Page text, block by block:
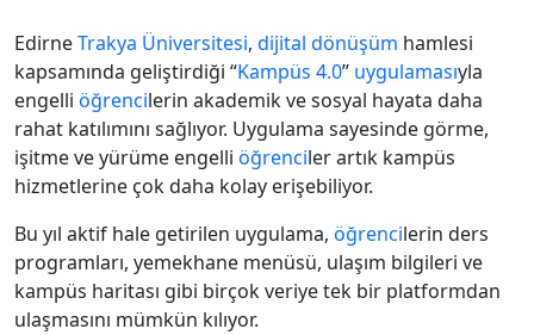
EdirneTrakya Üniversitesi, dijital dönüşüm hamlesi
kapsamında geliştirdiği “Kampüs 4.0” uygulamasıyla
engelli öğrencilerin akademik ve sosyal hayata daha
rahat katılımını sağlıyor. Uygulama sayesinde görme,
işitme ve yürüme engelli öğrenciler artık kampüs
hizmetlerine çok daha kolay erişebiliyor.
Bu yıl aktif hale getirilen uygulama, öğrencilerin ders
programları, yemekhane menüsü, ulaşım bilgileri ve
kampüs haritası gibi birçok veriye tek bir platformdan
ulaşmasını mümkün kılıyor.